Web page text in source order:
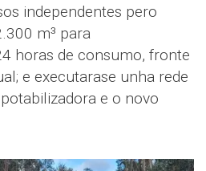
independentes pero
m³ para
horas de consumo, fronte
e executarase unha rede
e o novo